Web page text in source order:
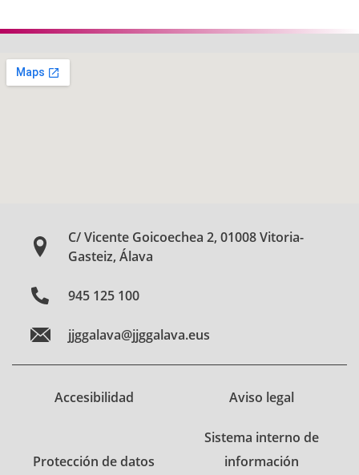
C/ Vicente Goicoechea 2, 01008 Vitoria-
Gasteiz, Álava
945 125 100
jjggalava@jjggalava.eus
Accesibilidad Aviso legal
Protección de datos
Sistema interno de
información